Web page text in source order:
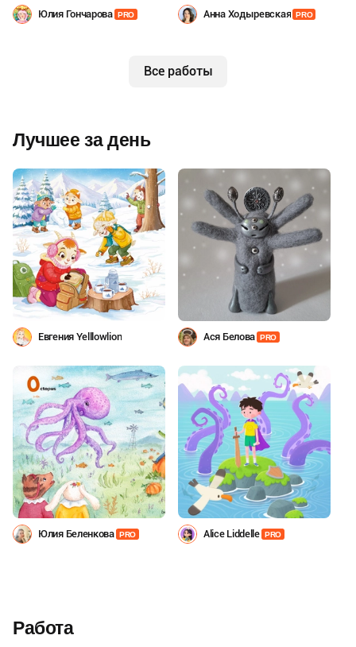
Юлия Гончарова PRO Анна Ходыревская PRO
Все работы
Лучшее за день
Евгения Yelllowlion Ася Белова PRO
Юлия Беленкова PRO Alice Liddelle PRO
Работа